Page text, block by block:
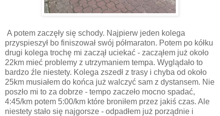
A potem zaczęły się schody. Najpierw jeden kolega
przyspieszył bo finiszował swój półmaraton. Potem po kółku
drugi kolega trochę mi zaczął uciekać - zacząłem już około
22km mieć problemy z utrzymaniem tempa. Wyglądało to
bardzo źle niestety. Kolega zszedł z trasy i chyba od około
25km musiałem do końca już walczyć sam z dystansem. Nie
poszło mi to za dobrze - tempo zaczeło mocno spadać,
4:45/km potem 5:00/km które broniłem przez jakiś czas. Ale
niestety stało się najgorsze - odpadłem już porządnie i